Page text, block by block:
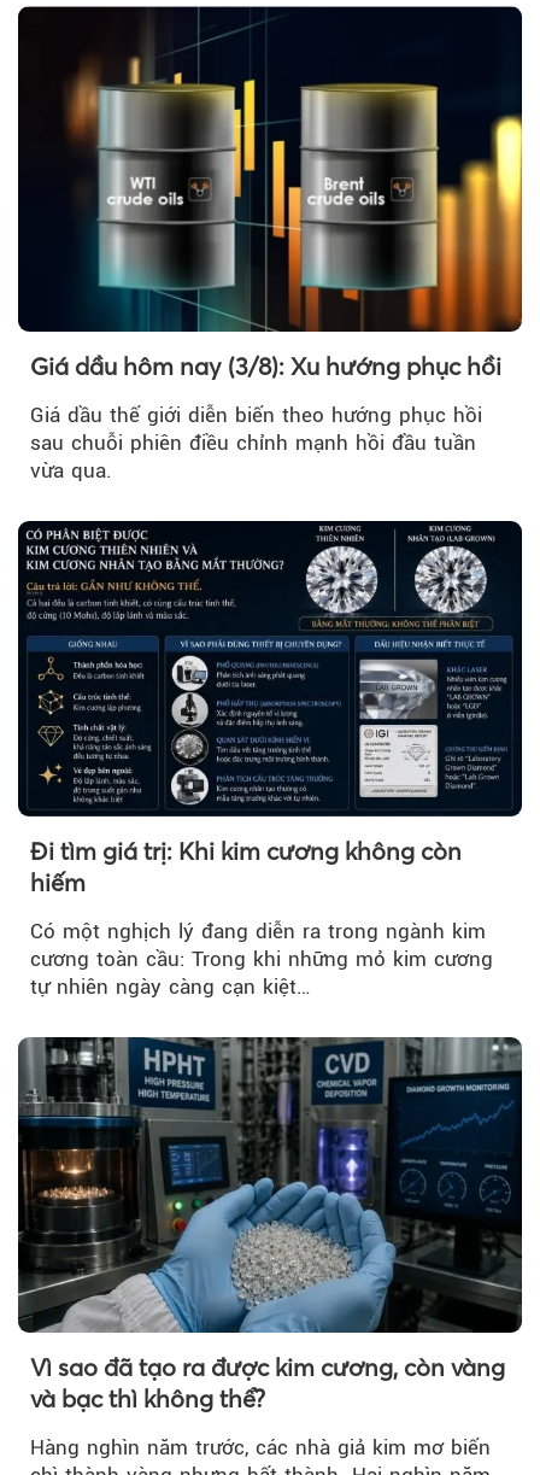
Giá dầu hôm nay (3/8): Xu hướng phục hồi
Giá dầu thế giới diễn biến theo hướng phục hồi
sau chuỗi phiên điều chỉnh mạnh hồi đầu tuần
vừa qua.
Đi tìm giá trị: Khi kim cương không còn
hiếm
Có một nghịch lý đang diễn ra trong ngành kim
cương toàn cầu: Trong khi những mỏ kim cương
tự nhiên ngày càng cạn kiệt…
Vì sao đã tạo ra được kim cương, còn vàng
và bạc thì không thể?
Hàng nghìn năm trước, các nhà giả kim mơ biến